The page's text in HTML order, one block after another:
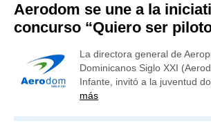
Aerodom se une a la
concurso “Quiero ser
La directora general de
Dominicanos Siglo XXI
Infante, invitó a la juventud
más